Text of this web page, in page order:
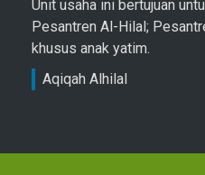
Unit usaha ini bertujuan
Pesantren Al-Hilal;
khusus anak yatim.
Aqiqah Alhilal